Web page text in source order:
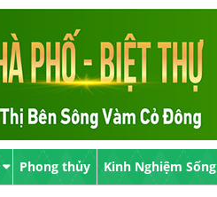
Phong thủy Kinh Nghiệm Sống